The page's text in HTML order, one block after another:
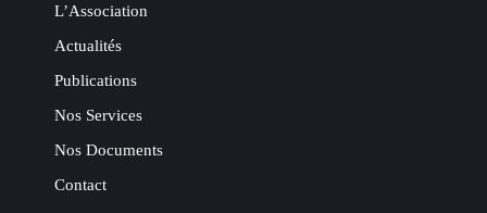
L’Association
Actualités
Publications
Nos Services
Nos Documents
Contact